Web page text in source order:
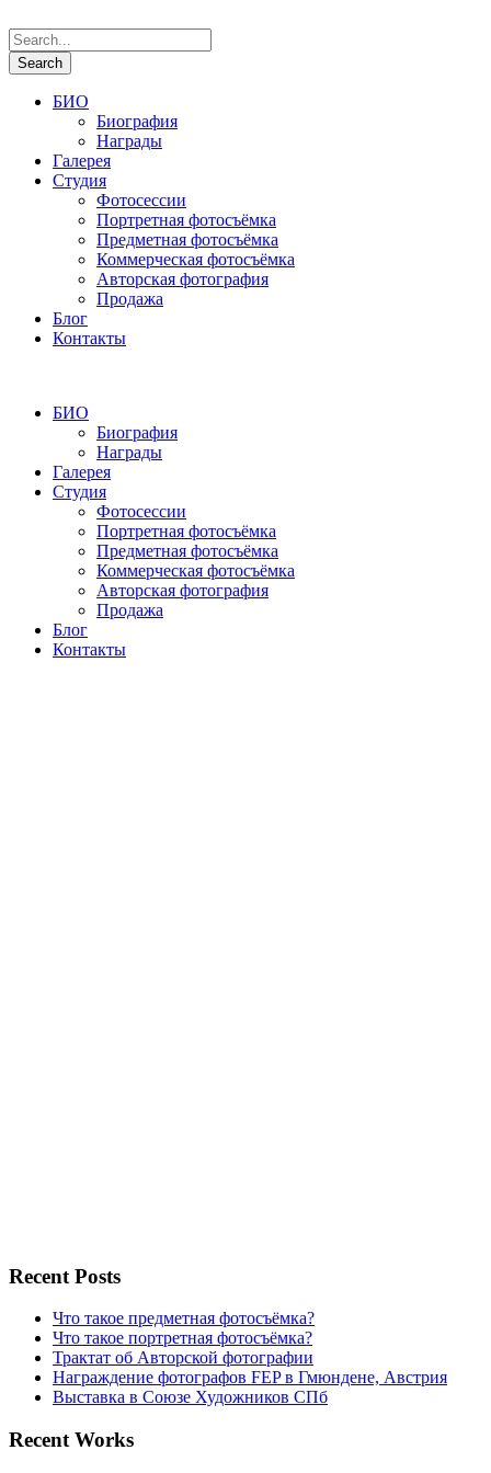
БИО
Биография
Награды
Галерея
Студия
Фотосессии
Портретная фотосъёмка
Предметная фотосъёмка
Коммерческая фотосъёмка
Авторская фотография
Продажа
Блог
Контакты
БИО
Биография
Награды
Галерея
Студия
Фотосессии
Портретная фотосъёмка
Предметная фотосъёмка
Коммерческая фотосъёмка
Авторская фотография
Продажа
Блог
Контакты
Recent Posts
Что такое предметная фотосъёмка?
Что такое портретная фотосъёмка?
Трактат об Авторской фотографии
Награждение фотографов FEP в Гмюндене, Австрия
Выставка в Союзе Художников СПб
Recent Works